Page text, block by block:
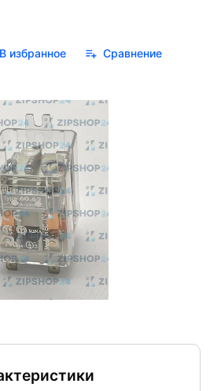
В избранное
Сравнение